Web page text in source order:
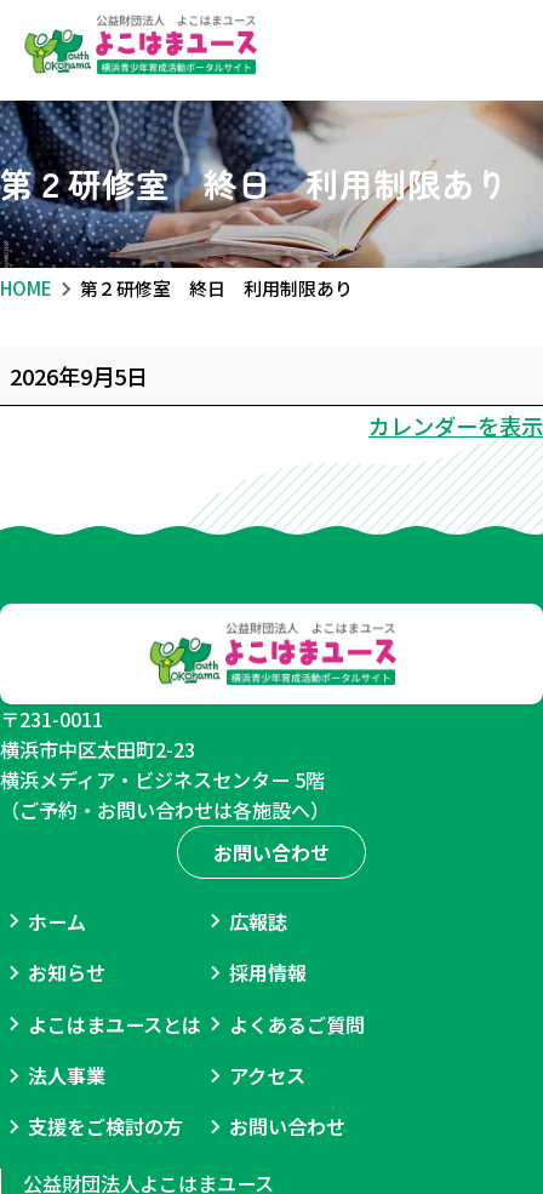
第２研修室 終日 利用制限あり
HOME 第２研修室 終日 利用制限あり
第
２
室
日
制
限
あ
り
2026年9月5日
カレンダーを表示
〒231-0011
横浜市中区太田町2-23
横浜メディア・ビジネスセンター 5階
（ご予約・お問い合わせは各施設へ）
お問い合わせ
ホーム
お知らせ
よこはまユースとは
法人事業
支援をご検討の方
広報誌
採用情報
よくあるご質問
アクセス
お問い合わせ
公益財団法人よこはまユース